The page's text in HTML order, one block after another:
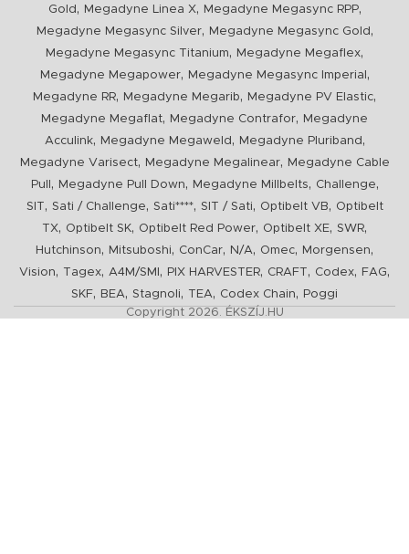
Gold , Megadyne Linea X, Megadyne Megasync RPP,
Megadyne Megasync Silver, Megadyne Megasync Gold ,
Megadyne Megasync Titanium, Megadyne Megaflex,
Megadyne Megapower, Megadyne Megasync Imperial ,
Megadyne RR, Megadyne Megarib, Megadyne PV Elastic,
Megadyne Megaflat, Megadyne Contrafor,
Megadyne
Acculink, Megadyne Megaweld , Megadyne Pluriband ,
Megadyne Varisect, Megadyne Megalinear,
Megadyne Cable
Pull
, Megadyne Pull Down, Megadyne Millbelts, Challenge,
SIT , Sati / Challenge, Sati****, SIT / Sati, Optibelt VB, Optibelt
TX, Optibelt SK, Optibelt Red Power, Optibelt XE, SWR,
Hutchinson, Mitsuboshi, ConCar, N/A, Omec, Morgensen,
Vision, Tagex, A4M/SMI , PIX HARVESTER, CRAFT , Codex, FAG,
SKF, BEA, Stagnoli, TEA, Codex Chain,
Poggi
Copyright 2026. ÉKSZÍJ.HU